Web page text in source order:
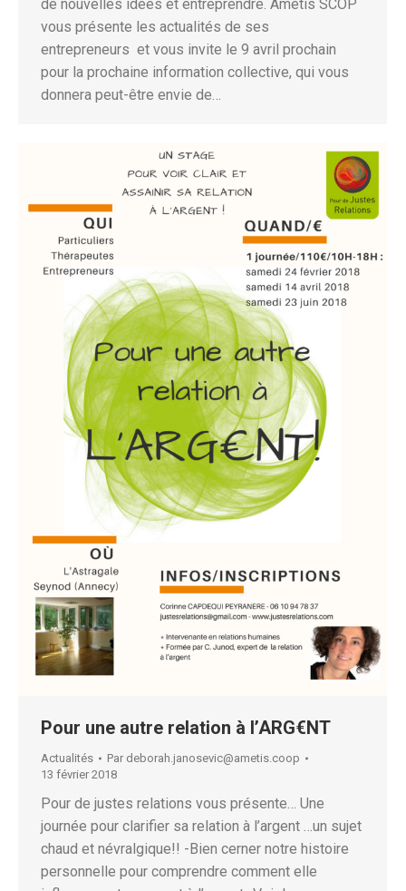
de nouvelles idées et entreprendre. Amétis SCOP
vous présente les actualités de ses
entrepreneurs et vous invite le 9 avril prochain
pour la prochaine information collective, qui vous
donnera peut-être envie de…
Pour une autre relation à l’ARG€NT
Actualités Par deborah.janosevic@ametis.coop
13 février 2018
Pour de justes relations vous présente… Une
journée pour clarifier sa relation à l’argent …un sujet
chaud et névralgique!! -Bien cerner notre histoire
personnelle pour comprendre comment elle